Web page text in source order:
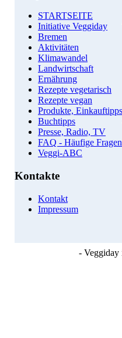
STARTSEITE
Initiative Veggiday
Bremen
Aktivitäten
Klimawandel
Landwirtschaft
Ernährung
Rezepte vegetarisch
Rezepte vegan
Produkte, Einkauftipps
Buchtipps
Presse, Radio, TV
FAQ - Häufige Fragen
Veggi-ABC
Kontakte
Kontakt
Impressum
- Veggiday